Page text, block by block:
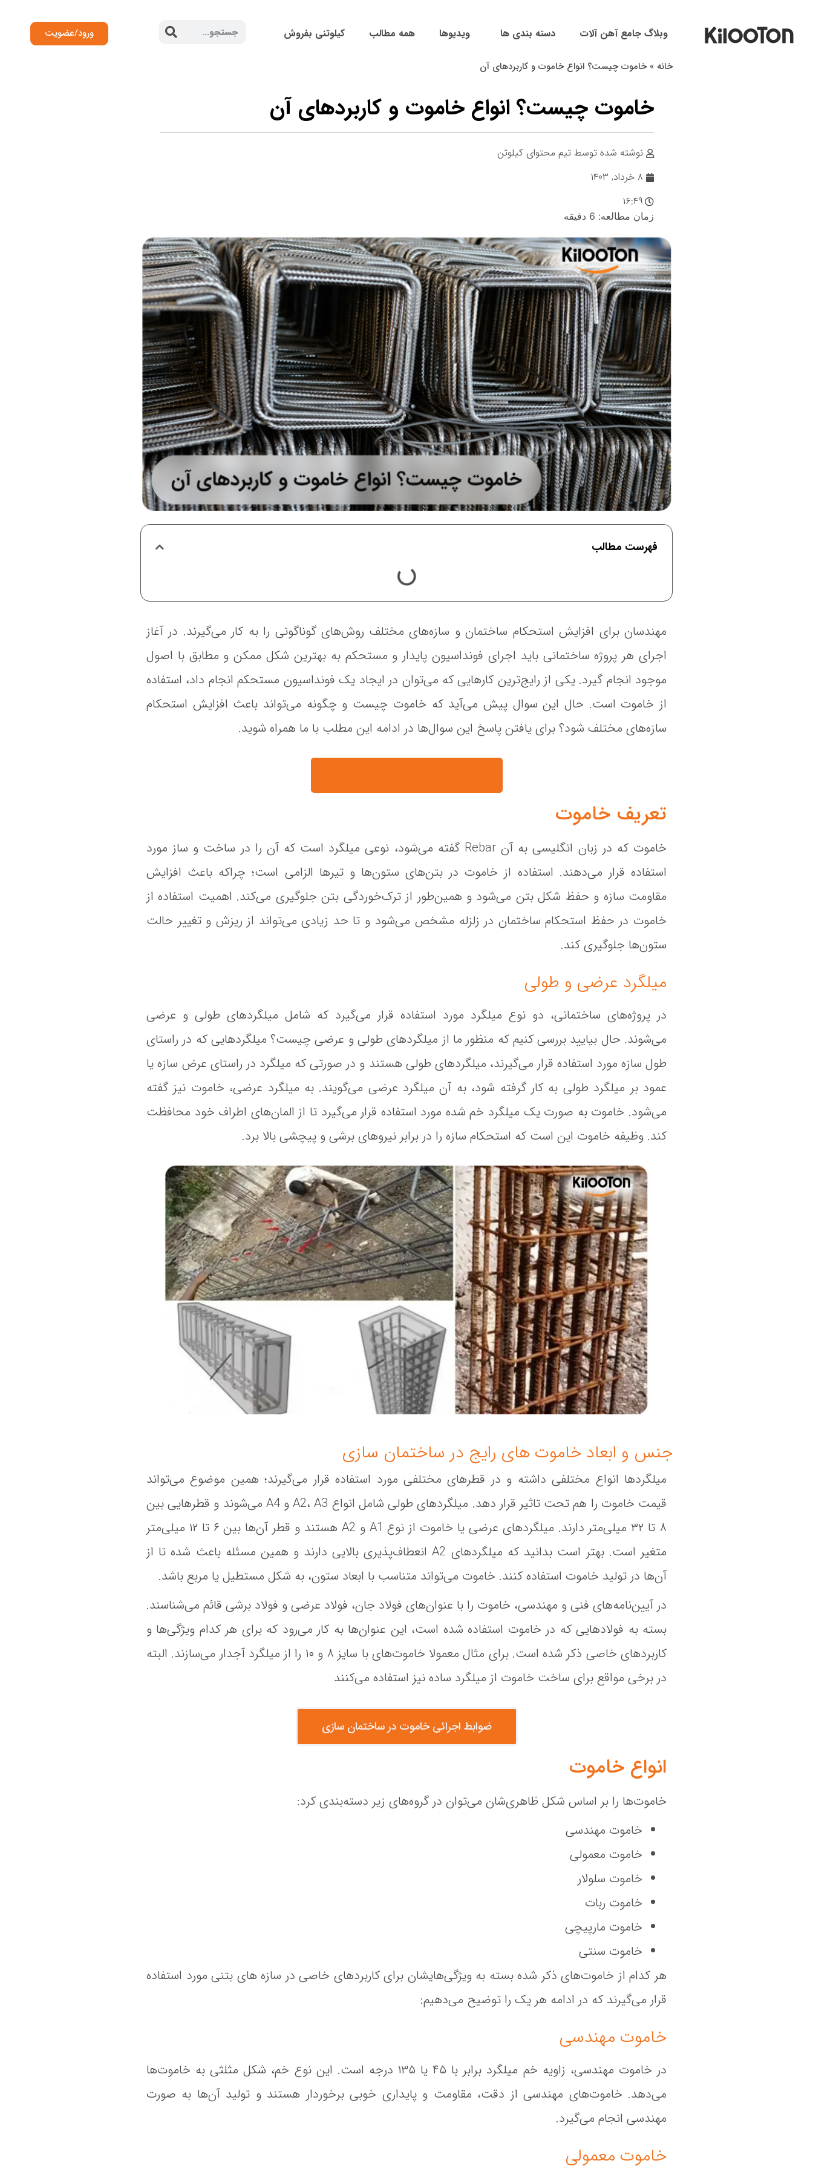
وبلاگ جامع آهن آلات دسته بندی ها ویدیوها همه مطالب کیلوتنی بفروش ورود/عضویت
خانه »خاموت چیست؟ انواع خاموت و کاربردهای آن
خاموت چیست؟ انواع خاموت و کاربردهای آن
نوشته شده توسط تیم محتوای کیلوتن
۸ خرداد, ۱۴۰۳
۱۶:۴۹
زمان مطالعه: 6 دقیقه
فهرست مطالب
مهندسان برای افزایش استحکام ساختمان و سازه‌های مختلف روش‌های گوناگونی را به کار می‌گیرند. در آغاز
اجرای هر پروژه ساختمانی باید اجرای فونداسیون پایدار و مستحکم به بهترین شکل ممکن و مطابق با اصول
موجود انجام گیرد. یکی از رایج‌ترین کارهایی که می‌توان در ایجاد یک فونداسیون مستحکم انجام داد، استفاده
از خاموت است. حال این سوال پیش می‌آید که خاموت چیست و چگونه می‌تواند باعث افزایش استحکام
سازه‌های مختلف شود؟ برای یافتن پاسخ این سوال‌ها در ادامه این مطلب با ما همراه شوید.
تعریف خاموت
خاموت که در زبان انگلیسی به آن Rebar گفته می‌شود، نوعی میلگرد است که آن را در ساخت و ساز مورد
استفاده قرار می‌دهند. استفاده از خاموت در بتن‌های ستون‌ها و تیرها الزامی است؛ چراکه باعث افزایش
مقاومت سازه و حفظ شکل بتن می‌شود و همین‌طور از ترک‌خوردگی بتن جلوگیری می‌کند. اهمیت استفاده از
خاموت در حفظ استحکام ساختمان در زلزله مشخص می‌شود و تا حد زیادی می‌تواند از ریزش و تغییر حالت
ستون‌ها جلوگیری کند.
میلگرد عرضی و طولی
در پروژه‌های ساختمانی، دو نوع میلگرد مورد استفاده قرار می‌گیرد که شامل میلگردهای طولی و عرضی
می‌شوند. حال بیایید بررسی کنیم که منظور ما از میلگردهای طولی و عرضی چیست؟ میلگردهایی که در راستای
طول سازه مورد استفاده قرار می‌گیرند، میلگردهای طولی هستند و در صورتی که میلگرد در راستای عرض سازه یا
عمود بر میلگرد طولی به کار گرفته شود، به آن میلگرد عرضی می‌گویند. به میلگرد عرضی، خاموت نیز گفته
می‌شود. خاموت به صورت یک میلگرد خم شده مورد استفاده قرار می‌گیرد تا از المان‌های اطراف خود محافظت
کند. وظیفه خاموت این است که استحکام سازه را در برابر نیروهای برشی و پیچشی بالا برد.
جنس و ابعاد خاموت‌ های رایج در ساختمان‌ سازی
میلگردها انواع مختلفی داشته و در قطرهای مختلفی مورد استفاده قرار می‌گیرند؛ همین موضوع می‌تواند
قیمت خاموت را هم تحت تاثیر قرار دهد. میلگردهای طولی شامل انواع A2، A3 و A4 می‌شوند و قطرهایی بین
۸ تا ۳۲ میلی‌متر دارند. میلگردهای عرضی یا خاموت از نوع A1 و A2 هستند و قطر آن‌ها بین ۶ تا ۱۲ میلی‌متر
متغیر است. بهتر است بدانید که میلگردهای A2 انعطاف‌پذیری بالایی دارند و همین مسئله باعث شده تا از
آن‌ها در تولید خاموت استفاده کنند. خاموت می‌تواند متناسب با ابعاد ستون، به شکل مستطیل یا مربع باشد.
در آیین‌نامه‌های فنی و مهندسی، خاموت را با عنوان‌های فولاد جان، فولاد عرضی و فولاد برشی قائم می‌شناسند.
بسته به فولادهایی که در خاموت استفاده شده است، این عنوان‌ها به کار می‌رود که برای هر کدام ویژگی‌ها و
کاربردهای خاصی ذکر شده است. برای مثال معمولا خاموت‌های با سایز ۸ و ۱۰ را از میلگرد آجدار می‌سازند. البته
در برخی مواقع برای ساخت خاموت از میلگرد ساده نیز استفاده می‌کنند
ضوابط اجرائی خاموت در ساختمان سازی
انواع خاموت
خاموت‌ها را بر اساس شکل ظاهری‌شان می‌توان در گروه‌های زیر دسته‌بندی کرد:
خاموت مهندسی
خاموت معمولی
خاموت سلولار
خاموت ربات
خاموت مارپیچی
خاموت سنتی
هر کدام از خاموت‌های ذکر شده بسته به ویژگی‌هایشان برای کاربردهای خاصی در سازه‌ های بتنی مورد استفاده
قرار می‌گیرند که در ادامه هر یک را توضیح می‌دهیم:
خاموت مهندسی
در خاموت مهندسی، زاویه خم میلگرد برابر با ۴۵ یا ۱۳۵ درجه است. این نوع خم، شکل مثلثی به خاموت‌ها
می‌دهد. خاموت‌های مهندسی از دقت، مقاومت و پایداری خوبی برخوردار هستند و تولید آن‌ها به صورت
مهندسی انجام می‌گیرد.
خاموت معمولی